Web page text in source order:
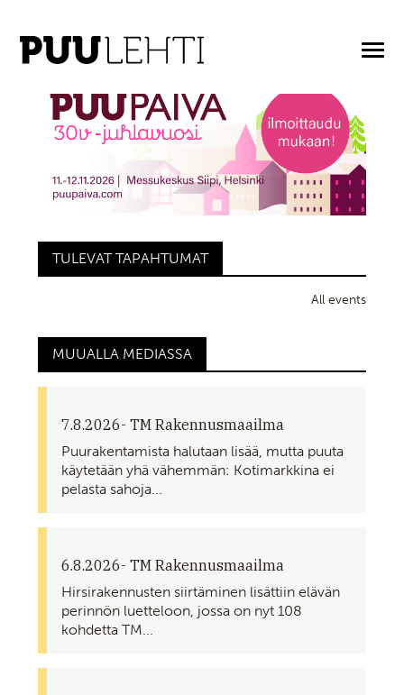
ARTIKKELIT AVAINASANALLA: VÄHÄHIILISYYS
TULEVAT TAPAHTUMAT
All events
MUUALLA MEDIASSA
7.8.2026- TM Rakennusmaailma
Puurakentamista halutaan lisää, mutta puuta
käytetään yhä vähemmän: Kotimarkkina ei
pelasta sahoja...
6.8.2026- TM Rakennusmaailma
Hirsirakennusten siirtäminen lisättiin elävän
perinnön luetteloon, jossa on nyt 108
kohdetta TM...